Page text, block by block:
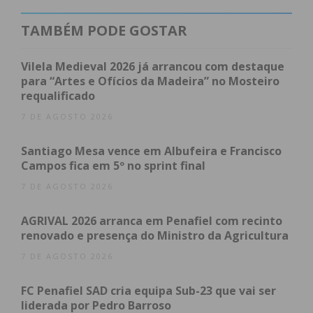
O segundo concelho com maior número e
incidência de imigrantes foiPenafiel
11 anos antes. Contas feitas, existiam, no ano
passado, 69.772 penafidelenses, sendo que, assim,
a população imigrante representava 0,66% do total.
mais significativa, representando 43,6% do total,
seguida de longe pelos cidadãos de nacionalidade
Já emPaços de Ferreirao valor é mais reduzido,
contando-se, em 2019, 310 habitantes com outras
passado, a Capital do Móvel tinha uma comunidade
imigrante superior em 34,78% à que se registava
TAMBÉM PODE GOSTAR
Vilela Medieval 2026 já arrancou com destaque
para “Artes e Ofícios da Madeira” no Mosteiro
requalificado
7 DE AGOSTO 2026
Santiago Mesa vence em Albufeira e Francisco
Campos fica em 5º no sprint final
7 DE AGOSTO 2026
AGRIVAL 2026 arranca em Penafiel com recinto
renovado e presença do Ministro da Agricultura
7 DE AGOSTO 2026
FC Penafiel SAD cria equipa Sub-23 que vai ser
liderada por Pedro Barroso